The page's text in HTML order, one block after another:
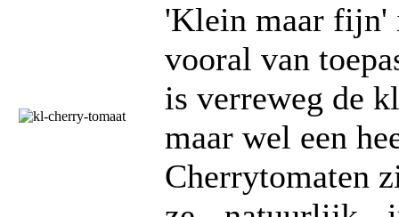
'Klein maar fijn'
vooral van
is verreweg de
maar wel een
Cherrytomaten